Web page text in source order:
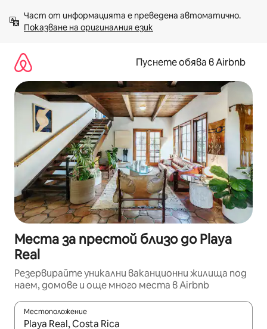
към
съдържанието
Показване на оригиналния език
Пуснете обява в Airbnb
Места за престой близо до Playa
Real
Резервирайте уникални ваканционни жилища под
наем, домове и още много места в Airbnb
Местоположение
Когато резултатите се покажат, използвайте